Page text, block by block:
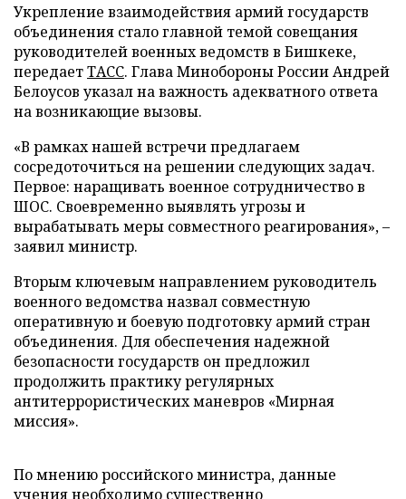
Укрепление взаимодействия армий государств
объединения стало главной темой совещания
руководителей военных ведомств в Бишкеке,
передаетТАСС. Глава Минобороны России Андрей
Белоусов указал на важность адекватного ответа
на возникающие вызовы.
«В рамках нашей встречи предлагаем
сосредоточиться на решении следующих задач.
Первое: наращивать военное сотрудничество в
ШОС. Своевременно выявлять угрозы и
вырабатывать меры совместного реагирования», –
заявил министр.
Вторым ключевым направлением руководитель
военного ведомства назвал совместную
оперативную и боевую подготовку армий стран
объединения. Для обеспечения надежной
безопасности государств он предложил
продолжить практику регулярных
антитеррористических маневров «Мирная
миссия».
По мнению российского министра, данные
учения необходимо существенно